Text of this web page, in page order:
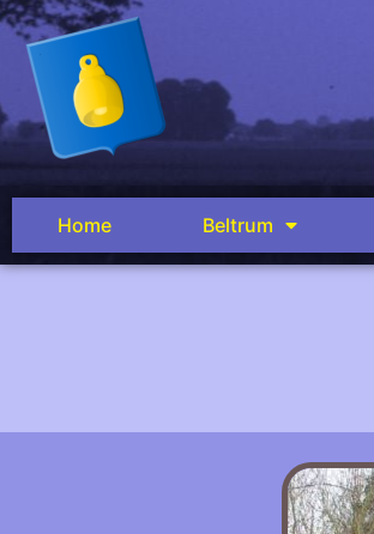
Home Beltrum